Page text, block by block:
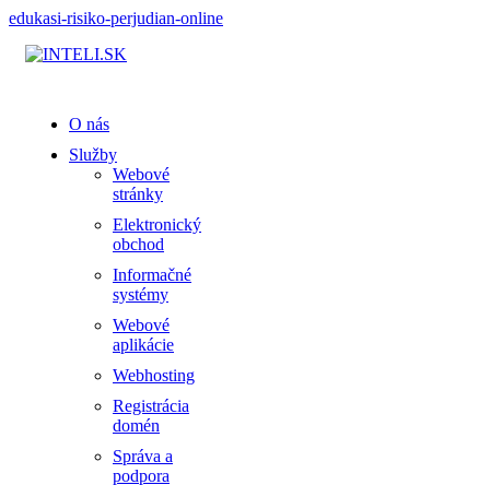
edukasi-risiko-perjudian-online
O nás
Služby
Webové
stránky
Elektronický
obchod
Informačné
systémy
Webové
aplikácie
Webhosting
Registrácia
domén
Správa a
podpora